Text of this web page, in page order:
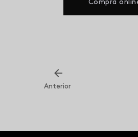
Compra
Anterior